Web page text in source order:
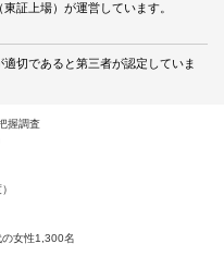
証上場）が運営しています。
切であると第三者が認定していま
握調査
女性1,300名